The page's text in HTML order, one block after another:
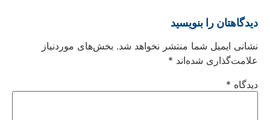
دیدگاهتان را بنویسید
نشانی ایمیل شما منتشر نخواهد شد. بخش‌های موردنیاز
علامت‌گذاری شده‌اند *
دیدگاه *